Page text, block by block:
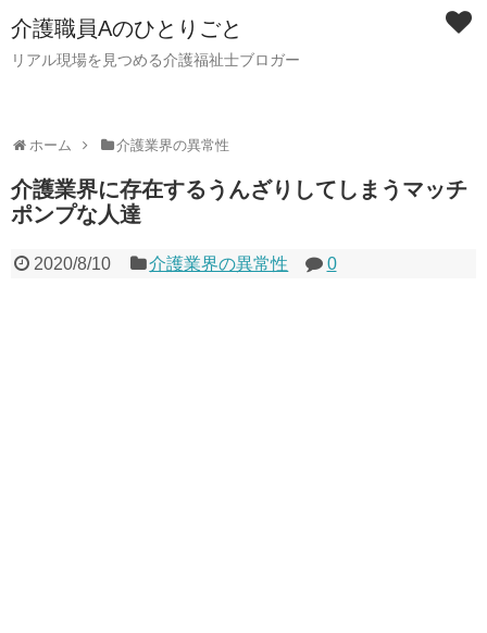
介護職員Aのひとりごと
リアル現場を見つめる介護福祉士ブロガー
ホーム 介護業界の異常性
介護業界に存在するうんざりしてしまうマッチ
ポンプな人達
2020/8/10 介護業界の異常性 0